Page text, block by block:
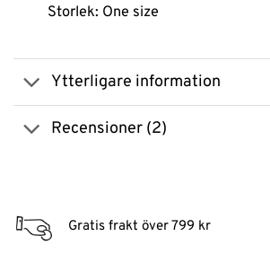
Storlek: One size
Ytterligare information
Recensioner (2)
Gratis frakt över 799 kr